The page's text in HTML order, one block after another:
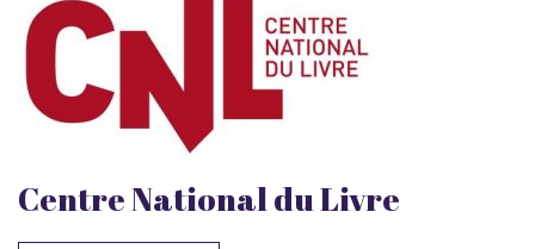
Centre National du Livre